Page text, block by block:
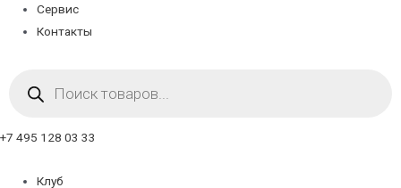
Сервис
Контакты
товаров
+7 495 128 03 33
Клуб